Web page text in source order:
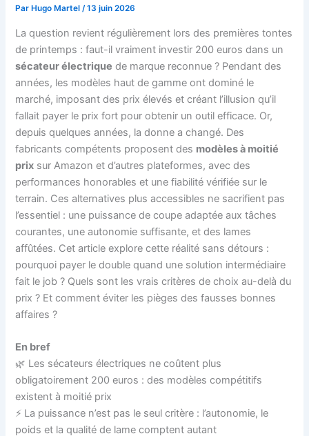
Par Hugo Martel/13 juin 2026
La question revient régulièrement lors des premières tontes
de printemps : faut-il vraiment investir 200 euros dans un
sécateur électrique de marque reconnue ? Pendant des
années, les modèles haut de gamme ont dominé le
marché, imposant des prix élevés et créant l’illusion qu’il
fallait payer le prix fort pour obtenir un outil efficace. Or,
depuis quelques années, la donne a changé. Des
fabricants compétents proposent des modèles à moitié
prix sur Amazon et d’autres plateformes, avec des
performances honorables et une fiabilité vérifiée sur le
terrain. Ces alternatives plus accessibles ne sacrifient pas
l’essentiel : une puissance de coupe adaptée aux tâches
courantes, une autonomie suffisante, et des lames
affûtées. Cet article explore cette réalité sans détours :
pourquoi payer le double quand une solution intermédiaire
fait le job ? Quels sont les vrais critères de choix au-delà du
prix ? Et comment éviter les pièges des fausses bonnes
affaires ?
En bref
🌿 Les sécateurs électriques ne coûtent plus
obligatoirement 200 euros : des modèles compétitifs
existent à moitié prix
⚡ La puissance n’est pas le seul critère : l’autonomie, le
poids et la qualité de lame comptent autant